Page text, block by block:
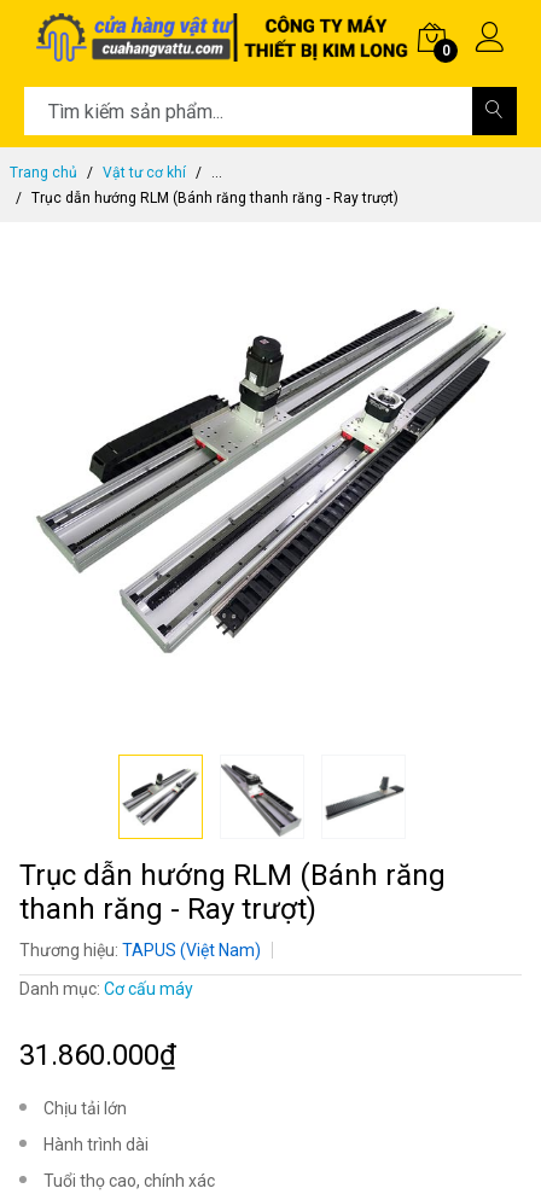
0
Trang chủ Vật tư cơ khí
...
Trục dẫn hướng RLM (Bánh răng thanh răng - Ray trượt)
Trục dẫn hướng RLM (Bánh răng
thanh răng - Ray trượt)
Thương hiệu: TAPUS (Việt Nam)
Danh mục: Cơ cấu máy
31.860.000₫
Chịu tải lớn
Hành trình dài
Tuổi thọ cao, chính xác